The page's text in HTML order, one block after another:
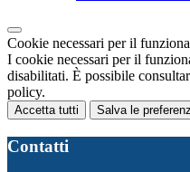
Cookie necessari per il
I cookie necessari per il
disabilitati. È possibile
policy.
Accetta tutti Salva le
Contatti